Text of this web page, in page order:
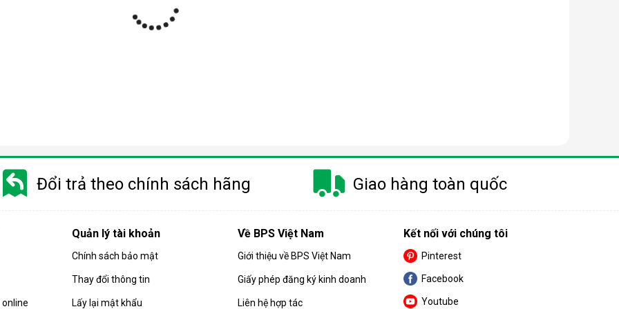
quý khách cần phải cân nhắc kỹ trước khi chọn mua sản phẩm.
hút ẩm của căn phòng. Các sản phẩm
gia đình hiện nay có công suất dao động từ 10 - 50 lít/ngày.
có công suất càng cao. Và ngược lại, diện tích phòng càng nhỏ thì nên chọn máy có công suất càng thấp.
có công suất 10-16 lít/ngày.
có công suất từ 10 - 18 lít/ngày.
Đổi trả theo chính sách hãng Giao hàng toàn quốc
Quản lý tài khoản
Chính sách bảo mật
Thay đổi thông tin
Lấy lại mật khẩu
Về BPS Việt Nam
Giới thiệu về BPS Việt Nam
Giấy phép đăng ký kinh doanh
Liên hệ hợp tác
Kết nối với chúng tôi
Pinterest
Facebook
Youtube